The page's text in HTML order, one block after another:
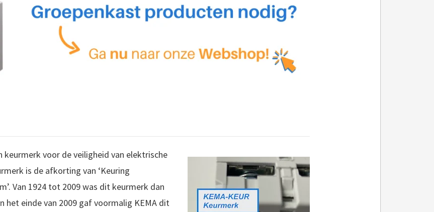
keurmerk voor de veiligheid van elektrische
is de afkorting van ‘Keuring
Van 1924 tot 2009 was dit keurmerk dan
het einde van 2009 gaf voormalig KEMA dit